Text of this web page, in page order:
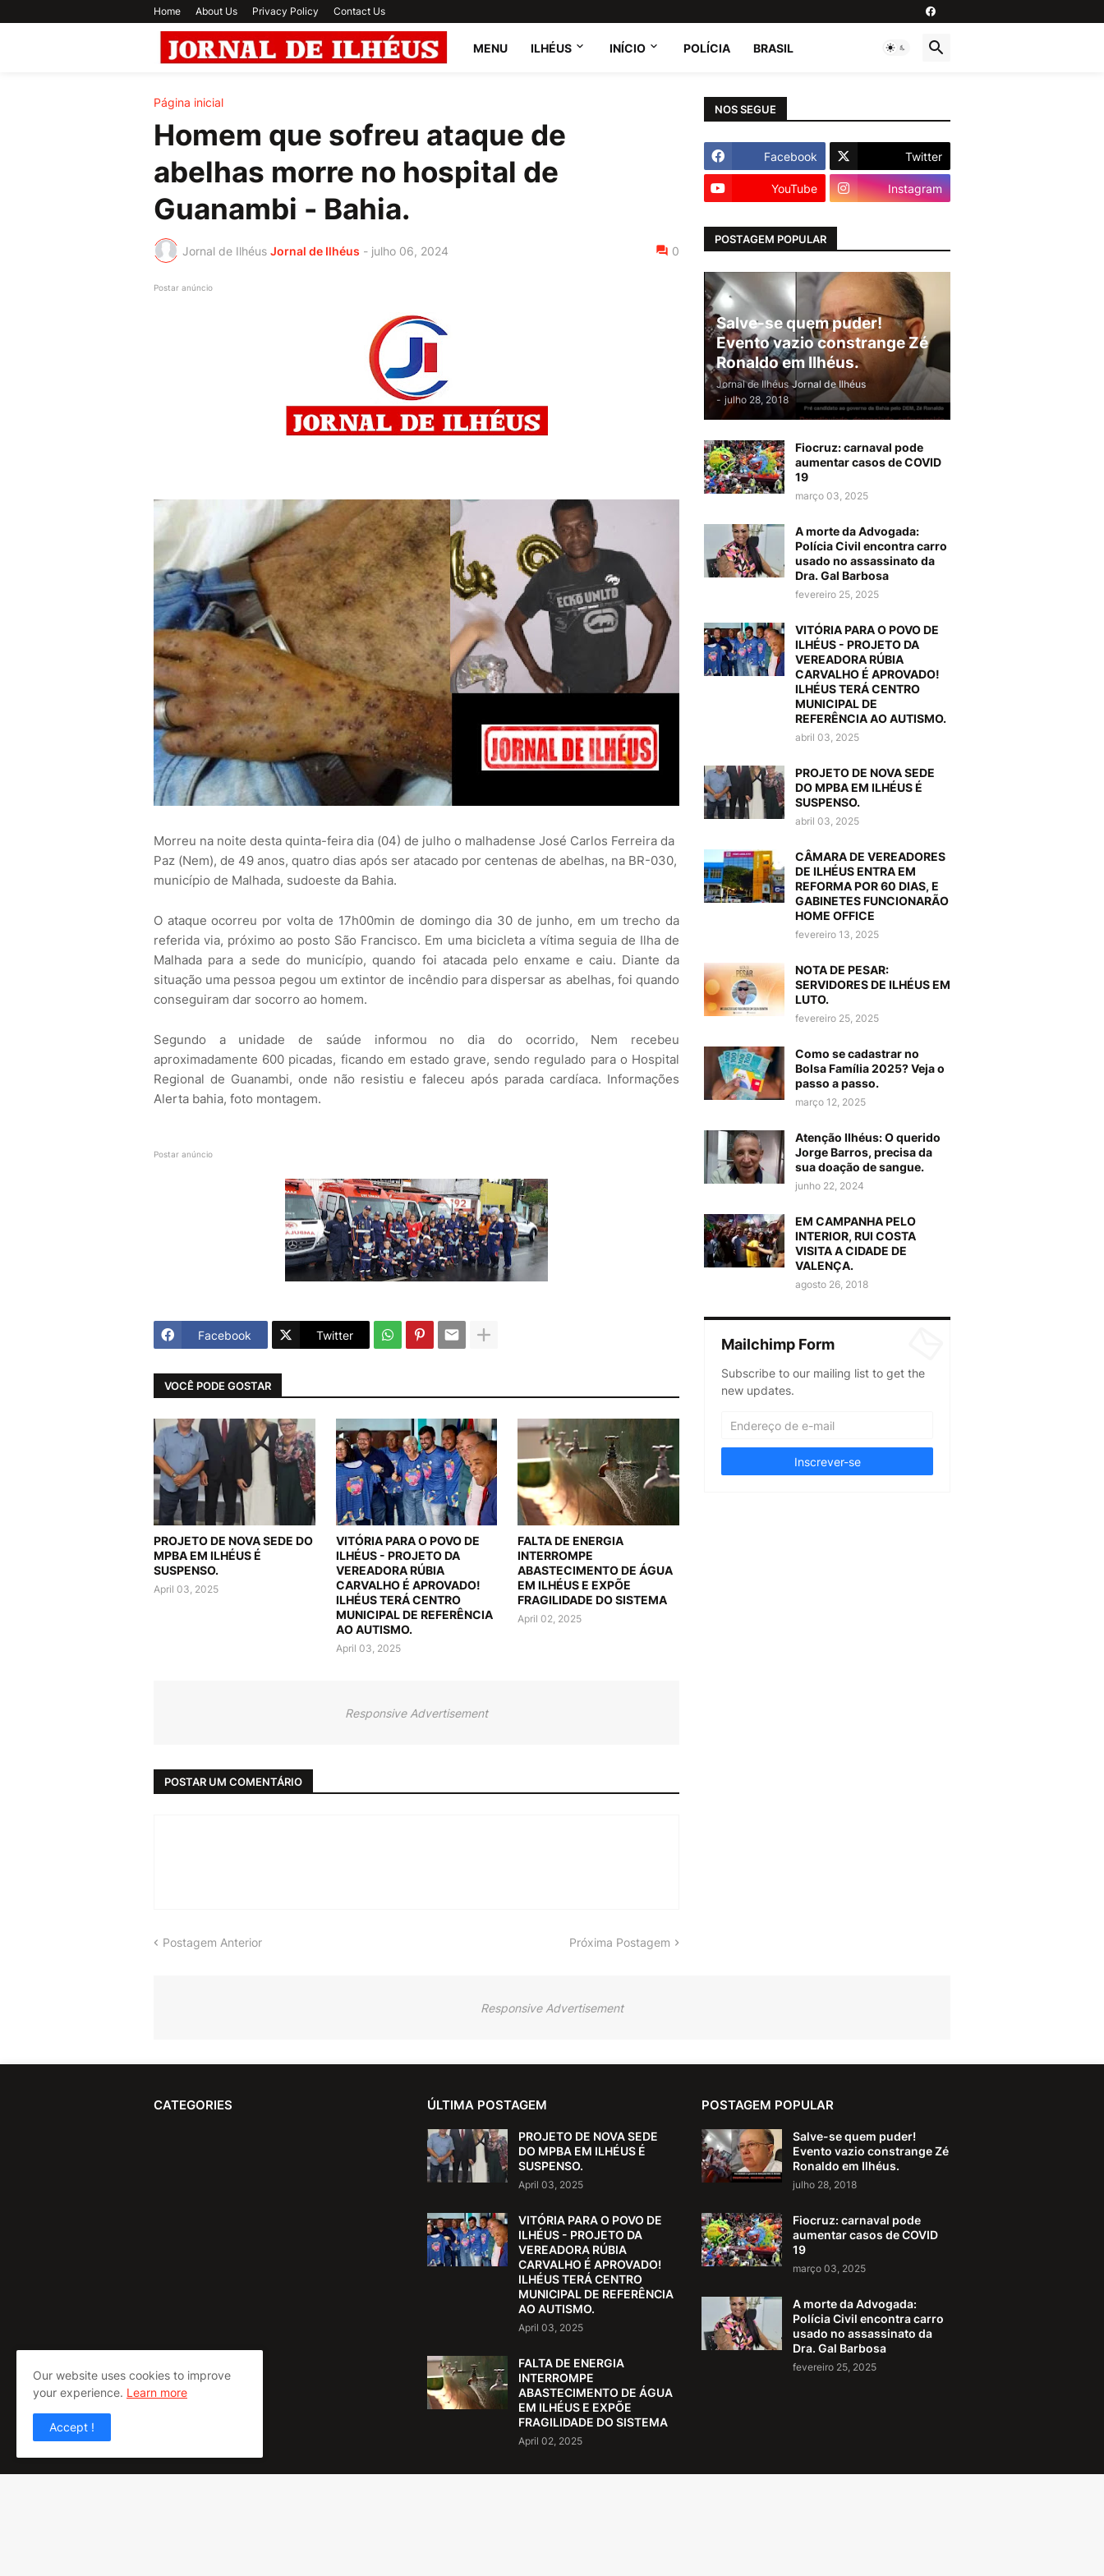
Home About Us Privacy Policy Contact Us
MENU ILHÉUS INÍCIO POLÍCIA BRASIL
Página inicial
Homem que sofreu ataque de
abelhas morre no hospital de
Guanambi - Bahia.
Jornal de Ilhéus Jornal de Ilhéus - julho 06, 2024 0
Postar anúncio
Morreu na noite desta quinta-feira dia (04) de julho o malhadense José Carlos Ferreira da
Paz (Nem), de 49 anos, quatro dias após ser atacado por centenas de abelhas, na BR-030,
município de Malhada, sudoeste da Bahia.
O ataque ocorreu por volta de 17h00min de domingo dia 30 de junho, em um trecho da
referida via, próximo ao posto São Francisco. Em uma bicicleta a vítima seguia de Ilha de
Malhada para a sede do município, quando foi atacada pelo enxame e caiu. Diante da
situação uma pessoa pegou um extintor de incêndio para dispersar as abelhas, foi quando
conseguiram dar socorro ao homem.
Segundo a unidade de saúde informou no dia do ocorrido, Nem recebeu
aproximadamente 600 picadas, ficando em estado grave, sendo regulado para o Hospital
Regional de Guanambi, onde não resistiu e faleceu após parada cardíaca. Informações
Alerta bahia, foto montagem.
Postar anúncio
Facebook Twitter
VOCÊ PODE GOSTAR
PROJETO DE NOVA SEDE DO
MPBA EM ILHÉUS É
SUSPENSO.
April 03, 2025
VITÓRIA PARA O POVO DE
ILHÉUS - PROJETO DA
VEREADORA RÚBIA
CARVALHO É APROVADO!
ILHÉUS TERÁ CENTRO
MUNICIPAL DE REFERÊNCIA
AO AUTISMO.
April 03, 2025
FALTA DE ENERGIA
INTERROMPE
ABASTECIMENTO DE ÁGUA
EM ILHÉUS E EXPÕE
FRAGILIDADE DO SISTEMA
April 02, 2025
Responsive Advertisement
POSTAR UM COMENTÁRIO
Postagem Anterior Próxima Postagem
NOS SEGUE
Facebook Twitter
YouTube Instagram
POSTAGEM POPULAR
Salve-se quem puder!
Evento vazio constrange Zé
Ronaldo em Ilhéus.
Jornal de Ilhéus Jornal de Ilhéus
- julho 28, 2018
Fiocruz: carnaval pode
aumentar casos de COVID
19
março 03, 2025
A morte da Advogada:
Polícia Civil encontra carro
usado no assassinato da
Dra. Gal Barbosa
fevereiro 25, 2025
VITÓRIA PARA O POVO DE
ILHÉUS - PROJETO DA
VEREADORA RÚBIA
CARVALHO É APROVADO!
ILHÉUS TERÁ CENTRO
MUNICIPAL DE
REFERÊNCIA AO AUTISMO.
abril 03, 2025
PROJETO DE NOVA SEDE
DO MPBA EM ILHÉUS É
SUSPENSO.
abril 03, 2025
CÂMARA DE VEREADORES
DE ILHÉUS ENTRA EM
REFORMA POR 60 DIAS, E
GABINETES FUNCIONARÃO
HOME OFFICE
fevereiro 13, 2025
NOTA DE PESAR:
SERVIDORES DE ILHÉUS EM
LUTO.
fevereiro 25, 2025
Como se cadastrar no
Bolsa Família 2025? Veja o
passo a passo.
março 12, 2025
Atenção Ilhéus: O querido
Jorge Barros, precisa da
sua doação de sangue.
junho 22, 2024
EM CAMPANHA PELO
INTERIOR, RUI COSTA
VISITA A CIDADE DE
VALENÇA.
agosto 26, 2018
Mailchimp Form
Subscribe to our mailing list to get the
new updates.
Responsive Advertisement
CATEGORIES ÚLTIMA POSTAGEM
PROJETO DE NOVA SEDE
DO MPBA EM ILHÉUS É
SUSPENSO.
April 03, 2025
VITÓRIA PARA O POVO DE
ILHÉUS - PROJETO DA
VEREADORA RÚBIA
CARVALHO É APROVADO!
ILHÉUS TERÁ CENTRO
MUNICIPAL DE REFERÊNCIA
AO AUTISMO.
April 03, 2025
FALTA DE ENERGIA
INTERROMPE
ABASTECIMENTO DE ÁGUA
EM ILHÉUS E EXPÕE
FRAGILIDADE DO SISTEMA
April 02, 2025
POSTAGEM POPULAR
Salve-se quem puder!
Evento vazio constrange Zé
Ronaldo em Ilhéus.
julho 28, 2018
Fiocruz: carnaval pode
aumentar casos de COVID
19
março 03, 2025
A morte da Advogada:
Polícia Civil encontra carro
usado no assassinato da
Dra. Gal Barbosa
fevereiro 25, 2025
Our website uses cookies to improve
your experience. Learn more
Accept !